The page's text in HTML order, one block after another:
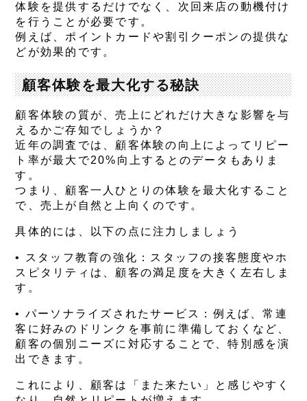
体験を提供するだけでなく、次回来店の動機付け
を行うことが必要です。
例えば、ポイントカードや割引クーポンの提供な
どが効果的です。
顧客体験を最大化する秘訣
顧客体験の質が、売上にどれだけ大きな影響を与
えるかご存知でしょうか？
近年の調査では、顧客体験の向上によってリピー
ト率が最大で20%向上するとのデータもありま
す。
つまり、顧客一人ひとりの体験を最大化すること
で、売上が自然と上向くのです。
具体的には、以下の点に注力しましょう
• スタッフ教育の強化 ：スタッフの接客態度やホ
スピタリティは、顧客の満足度を大きく左右しま
す。
• パーソナライズされたサービス
：例えば、常連
客に好みのドリンクを事前に準備しておくなど、
顧客の個別ニーズに対応することで、特別感を演
出できます。
これにより、顧客は「また来たい」と感じやすく